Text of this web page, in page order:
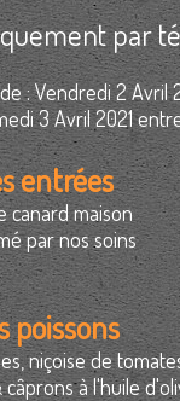
par
: Vendredi 2 Avril
3 Avril 2021
entrées
canard maison
par nos soins
poissons
niçoise de
à l'huile